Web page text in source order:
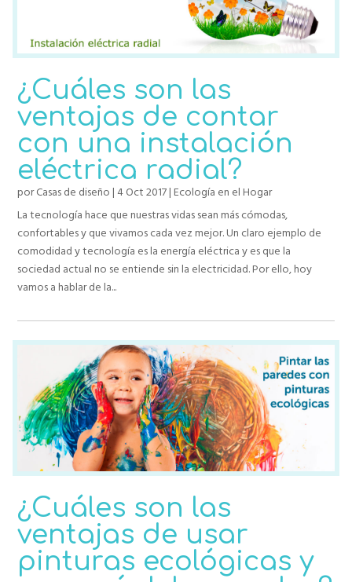
¿Cuáles son las
ventajas de contar
con una instalación
eléctrica radial?
porCasas de diseño | 4 Oct 2017|Ecología en el Hogar
La tecnología hace que nuestras vidas sean más cómodas,
confortables y que vivamos cada vez mejor. Un claro ejemplo de
comodidad y tecnología es la energía eléctrica y es que la
sociedad actual no se entiende sin la electricidad. Por ello, hoy
vamos a hablar de la...
¿Cuáles son las
ventajas de usar
pinturas ecológicas y